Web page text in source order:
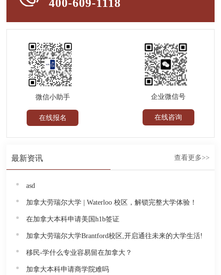
400-609-1118
微信小助手
在线报名
企业微信号
在线咨询
最新资讯 查看更多>>
asd
加拿大劳瑞尔大学 | Waterloo 校区，解锁完整大学体验！
在加拿大本科申请美国h1b签证
加拿大劳瑞尔大学Brantford校区,开启通往未来的大学生活!
移民-学什么专业容易留在加拿大？
加拿大本科申请商学院难吗